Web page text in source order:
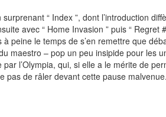
“ Index ”, dont l’introduction
avec “ Home Invasion ” puis “
peine le temps de s’en remettre que
maestro – pop un peu insipide pour
par l’Olympia, qui, si elle a le mérite de
pas de râler devant cette pause malvenue.